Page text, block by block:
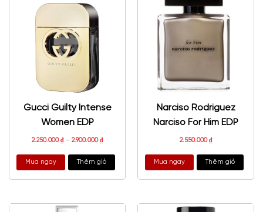
Gucci Guilty Intense
Women EDP
2.250.000₫– 2.900.000₫
Mua ngay Thêm giỏ
Narciso Rodriguez
Narciso For Him EDP
2.550.000₫
Mua ngay Thêm giỏ